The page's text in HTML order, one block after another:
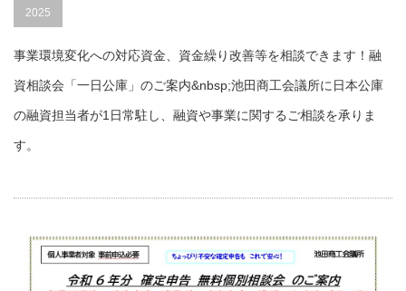
2025
事業環境変化への対応資金、資金繰り改善等を相談できます！融
資相談会「一日公庫」のご案内&nbsp;池田商工会議所に日本公庫
の融資担当者が1日常駐し、融資や事業に関するご相談を承りま
す。